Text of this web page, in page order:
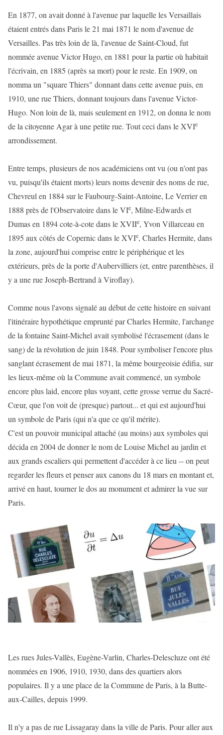
En 1877, on avait donné à l'avenue par laquelle les Versaillais
étaient entrés dans Paris le 21 mai 1871 le nom d'avenue de
Versailles. Pas très loin de là, l'avenue de Saint-Cloud, fut
nommée avenue Victor Hugo, en 1881 pour la partie où habitait
l'écrivain, en 1885 (après sa mort) pour le reste. En 1909, on
nomma un "square Thiers" donnant dans cette avenue puis, en
1910, une rue Thiers, donnant toujours dans l'avenue Victor-
Hugo. Non loin de là, mais seulement en 1912, on donna le nom
de la citoyenne Agar à une petite rue. Tout ceci dans le XVIe
arrondissement.
Entre temps, plusieurs de nos académiciens ont vu (ou n'ont pas
vu, puisqu'ils étaient morts) leurs noms devenir des noms de rue,
Chevreul en 1884 sur le Faubourg-Saint-Antoine, Le Verrier en
1888 près de l'Observatoire dans le VIe, Milne-Edwards et
Dumas en 1894 cote-à-cote dans le XVIIe, Yvon Villarceau en
1895 aux côtés de Copernic dans le XVIe, Charles Hermite, dans
la zone, aujourd'hui comprise entre le périphérique et les
extérieurs, près de la porte d'Aubervilliers (et, entre parenthèses, il
y a une rue Joseph-Bertrand à Viroflay).
Comme nous l'avons signalé au début de cette histoire en suivant
l'itinéraire hypothétique emprunté par Charles Hermite, l'archange
de la fontaine Saint-Michel avait symbolisé l'écrasement (dans le
sang) de la révolution de juin 1848. Pour symboliser l'encore plus
sanglant écrasement de mai 1871, la même bourgeoisie édifia, sur
les lieux-même où la Commune avait commencé, un symbole
encore plus laid, encore plus voyant, cette grosse verrue du Sacré-
Cœur, que l'on voit de (presque) partout... et qui est aujourd'hui
un symbole de Paris (qui n'a que ce qu'il mérite).
C'est un pouvoir municipal attaché (au moins) aux symboles qui
décida en 2004 de donner le nom de Louise Michel au jardin et
aux grands escaliers qui permettent d'accéder à ce lieu -- on peut
regarder les fleurs et penser aux canons du 18 mars en montant et,
arrivé en haut, tourner le dos au monument et admirer la vue sur
Paris.
Les rues Jules-Vallès, Eugène-Varlin, Charles-Delescluze ont été
nommées en 1906, 1910, 1930, dans des quartiers alors
populaires. Il y a une place de la Commune de Paris, à la Butte-
aux-Cailles, depuis 1999.
Il n'y a pas de rue Lissagaray dans la ville de Paris. Pour aller aux